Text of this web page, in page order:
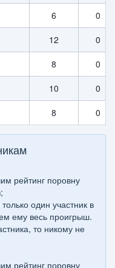
6
0
12
0
8
0
10
0
8 0
рейтинг поровну
один участник в
ему весь проигрыш.
то никому не
рейтинг поровну